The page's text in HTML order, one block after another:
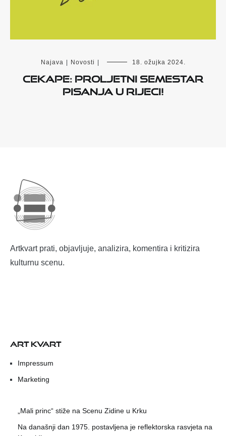
Najava Novosti 18. ožujka 2024.
CeKaPe: Proljetni semestar
pisanja u Rijeci!
Artkvart prati, objavljuje, analizira, komentira i kritizira
kulturnu scenu.
ART KVART
Impressum
Marketing
„Mali princ“ stiže na Scenu Zidine u Krku
Na današnji dan 1975. postavljena je reflektorska rasvjeta na